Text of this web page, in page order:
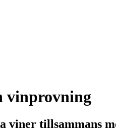
vinprovning
viner tillsammans